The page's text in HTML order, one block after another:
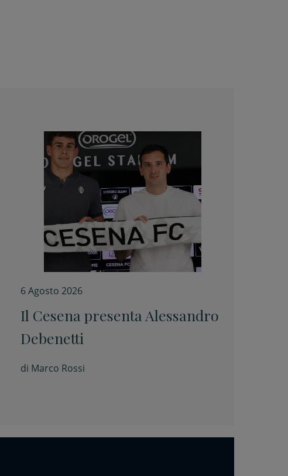
6 Agosto 2026
Il Cesena presenta Alessandro
Debenetti
di Marco Rossi